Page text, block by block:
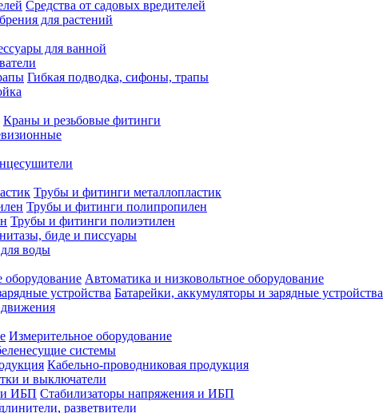
Средства от садовых вредителей
для растений
для ванной
Гибкая подводка, сифоны, трапы
Краны и резьбовые фитинги
Трубы и фитинги металлопластик
Трубы и фитинги полипропилен
Трубы и фитинги полиэтилен
биде и писсуары
воды
Автоматика и низковольтное оборудование
Батарейки, аккумуляторы и зарядные устройства
Измерительное оборудование
системы
Кабельно-проводниковая продукция
и выключатели
Стабилизаторы напряжения и ИБП
разветвители